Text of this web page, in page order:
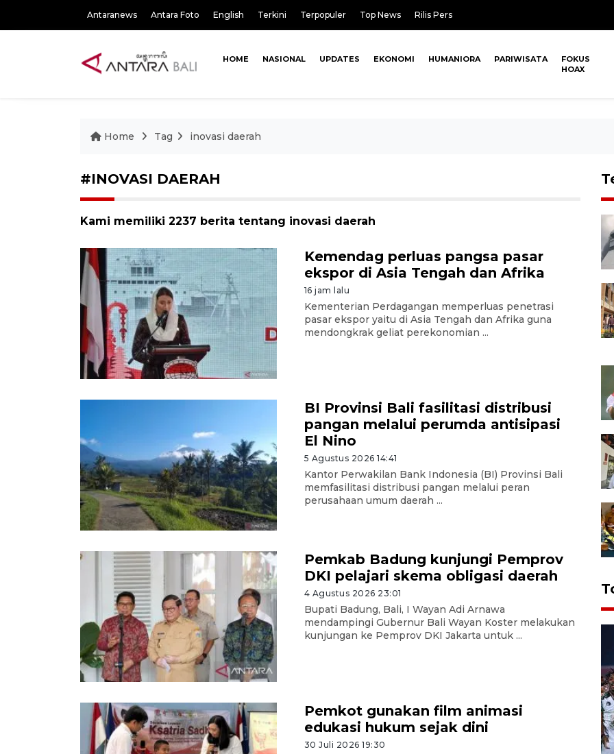
Antaranews Antara Foto English Terkini Terpopuler Top News Rilis Pers
HOME NASIONAL UPDATES EKONOMI HUMANIORA PARIWISATA
FOKUS
HOAX
Home Tag inovasi daerah
#INOVASI DAERAH
Kami memiliki 2237 berita tentang inovasi daerah
Kemendag perluas pangsa pasar
ekspor di Asia Tengah dan Afrika
16 jam lalu
Kementerian Perdagangan memperluas penetrasi
pasar ekspor yaitu di Asia Tengah dan Afrika guna
mendongkrak geliat perekonomian ...
BI Provinsi Bali fasilitasi distribusi
pangan melalui perumda antisipasi
El Nino
5 Agustus 2026 14:41
Kantor Perwakilan Bank Indonesia (BI) Provinsi Bali
memfasilitasi distribusi pangan melalui peran
perusahaan umum daerah ...
Pemkab Badung kunjungi Pemprov
DKI pelajari skema obligasi daerah
4 Agustus 2026 23:01
Bupati Badung, Bali, I Wayan Adi Arnawa
mendampingi Gubernur Bali Wayan Koster melakukan
kunjungan ke Pemprov DKI Jakarta untuk ...
Pemkot gunakan film animasi
edukasi hukum sejak dini
30 Juli 2026 19:30